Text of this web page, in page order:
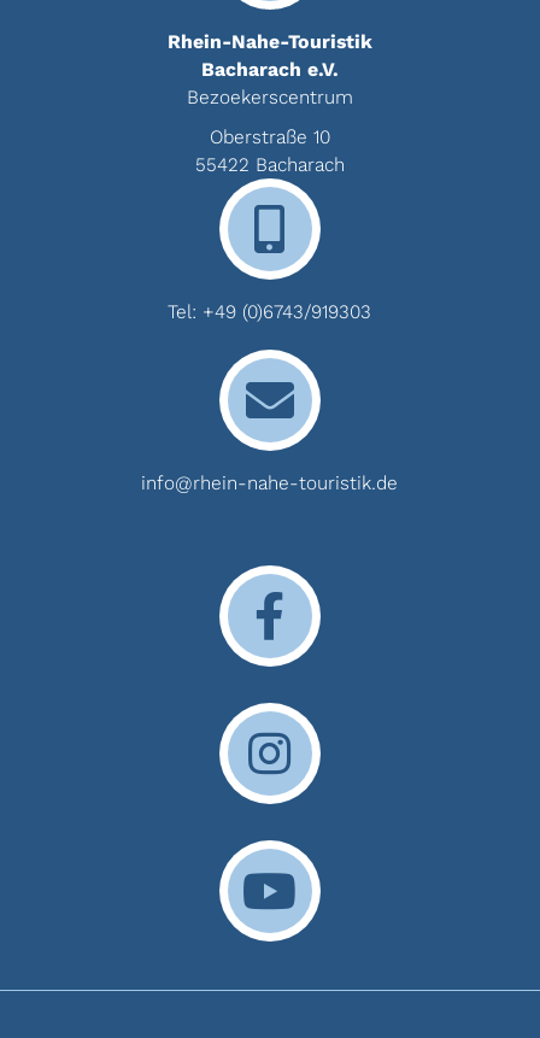
Rhein-Nahe-Touristik
Bacharach e.V.
Bezoekerscentrum
Oberstraße 10
55422 Bacharach
Tel: +49 (0)6743/919303
info@rhein-nahe-touristik.de